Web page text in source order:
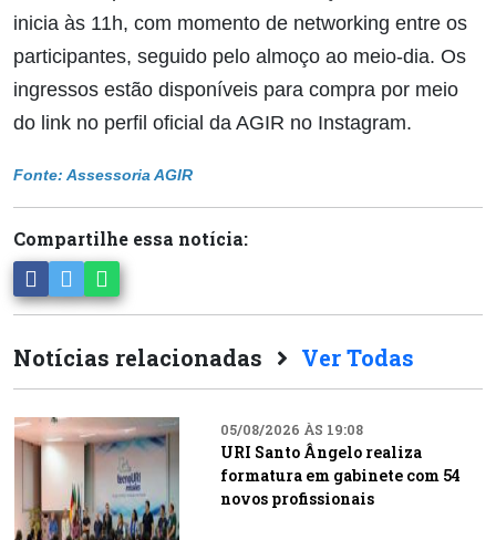
inicia às 11h, com momento de networking entre os
participantes, seguido pelo almoço ao meio-dia. Os
ingressos estão disponíveis para compra por meio
do link no perfil oficial da AGIR no Instagram.
Fonte: Assessoria AGIR
Compartilhe essa notícia:
Notícias relacionadas Ver Todas
05/08/2026 ÀS 19:08
URI Santo Ângelo realiza
formatura em gabinete com 54
novos profissionais